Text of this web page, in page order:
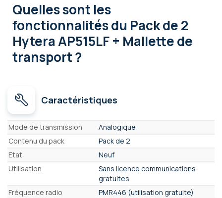
Quelles sont les
fonctionnalitésdu Pack de 2
Hytera AP515LF + Mallette de
transport ?
Caractéristiques
Caractéristiques
Mode de transmission
Analogique
Contenu du pack
Pack de 2
Etat
Neuf
Utilisation
Sans licence communications
gratuites
Fréquence radio
PMR446 (utilisation gratuite)